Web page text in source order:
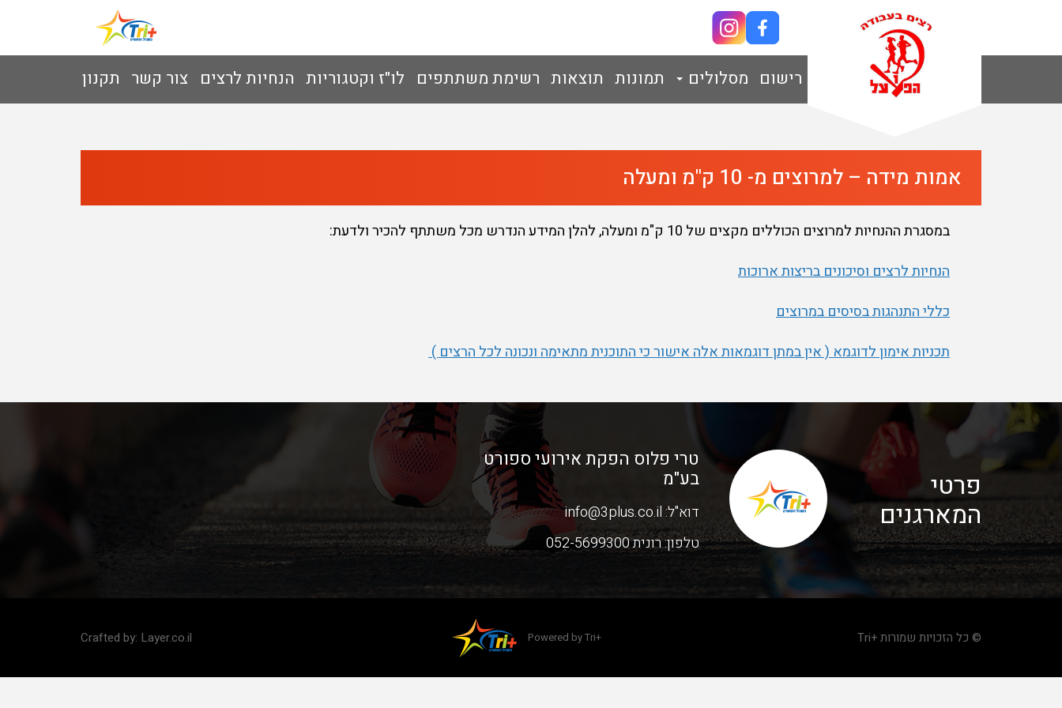
רישום מסלולים תמונות תוצאות רשימת משתתפים לו"ז וקטגוריות הנחיות לרצים צור קשר תקנון
אמות מידה – למרוצים מ- 10 ק"מ ומעלה
במסגרת ההנחיות למרוצים הכוללים מקצים של 10 ק"מ ומעלה, להלן המידע הנדרש מכל משתתף להכיר ולדעת:
הנחיות לרצים וסיכונים בריצות ארוכות
כללי התנהגות בסיסים במרוצים
תכניות אימון לדוגמא ( אין במתן דוגמאות אלה אישור כי התוכנית מתאימה ונכונה לכל הרצים )
פרטי
המארגנים
טרי פלוס הפקת אירועי ספורט
בע"מ
דוא"ל:info@3plus.co.il
טלפון:רונית 052-5699300
© כל הזכויות שמורות +Tri Powered by Tri+
Crafted by: Layer.co.il